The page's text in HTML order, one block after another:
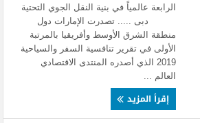
الرابعة عالمياً في بنية النقل الجوي التحتية
دبى ..... تصدرت الإمارات دول
منطقة الشرق الأوسط وأفريقيا بالمرتبة
الأولى في تقرير تنافسية السفر والسياحية
2019 الذي أصدره المنتدى الاقتصادي
العالم ...
إقرأ المزيد